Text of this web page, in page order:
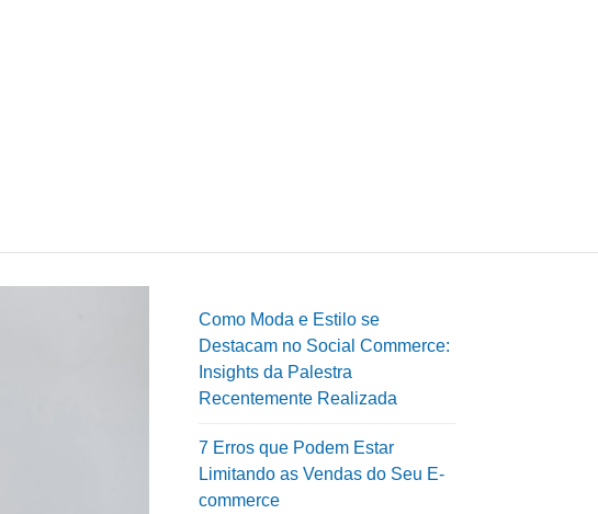
Como Moda e Estilo se
Destacam no Social Commerce:
Insights da Palestra
Recentemente Realizada
7 Erros que Podem Estar
Limitando as Vendas do Seu E-
commerce